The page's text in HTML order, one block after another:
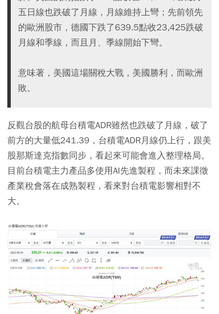
五日線也跌破了月線，月線維持上彎；先前領先
的歐洲股市，德國下跌了639.5點收23,425跌破
月線和季線，而且月、季線開始下彎。
意味著，美國這場關稅大戰，美國勝利，而歐洲
敗。
反觀台股的航母台積電ADR雖然也跌破了月線，破了
前方的大量低241.39，台積電ADR月線仍上行，跟美
股那斯達克指數同步，看起來可能會進入整理格局。
目前台積電主力產品多使用AI先進製程，而未來課徵
產業稅會落在成熟製程，看來對台積電影響相對不
大。